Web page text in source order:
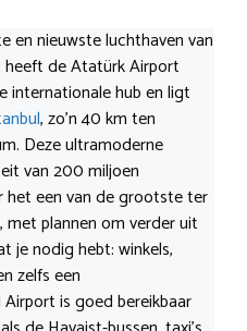
en nieuwste luchthaven van
heeft de Atatürk Airport
internationale hub en ligt
, zo’n 40 km ten
Deze ultramoderne
van 200 miljoen
het een van de grootste ter
met plannen om verder uit
je nodig hebt: winkels,
zelfs een
is goed bereikbaar